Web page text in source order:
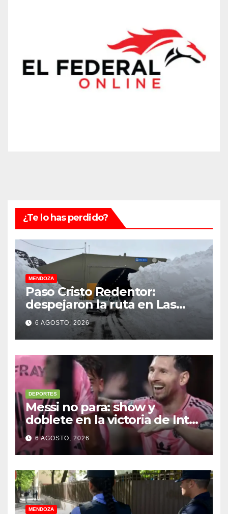
¿Te lo has perdido?
MENDOZA
Paso Cristo Redentor:
despejaron la ruta en Las
Cuevas antes de otro
temporal con unos 1.500
camiones varados
6 AGOSTO, 2026
DEPORTES
Messi no para: show y
doblete en la victoria de Inter
Miami
6 AGOSTO, 2026
MENDOZA